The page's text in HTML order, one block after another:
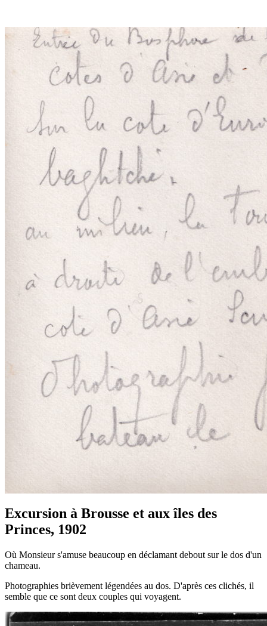
Excursion à Brousse et aux îles des
Princes, 1902
Où Monsieur s'amuse beaucoup en déclamant debout sur le dos d'un
chameau.
Photographies brièvement légendées au dos. D'après ces clichés, il
semble que ce sont deux couples qui voyagent.